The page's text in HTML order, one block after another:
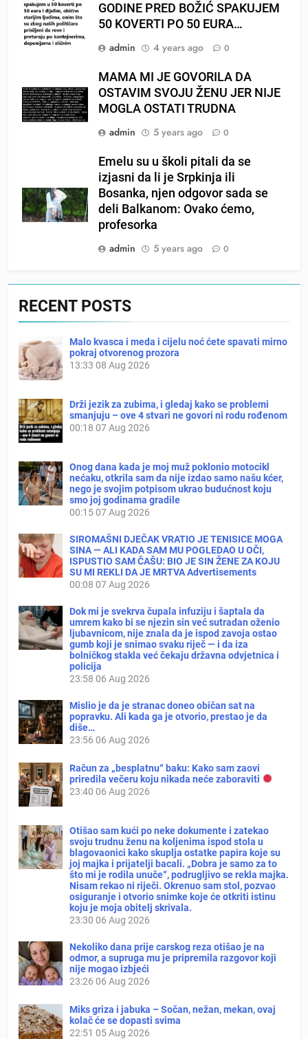
GODINE PRED BOŽIĆ SPAKUJEM
50 KOVERTI PO 50 EURA…
admin
4 years ago 0
MAMA MI JE GOVORILA DA
OSTAVIM SVOJU ŽENU JER NIJE
MOGLA OSTATI TRUDNA
admin
5 years ago 0
Emelu su u školi pitali da se
izjasni da li je Srpkinja ili
Bosanka, njen odgovor sada se
deli Balkanom: Ovako ćemo,
profesorka
admin
5 years ago 0
RECENT POSTS
Malo kvasca i meda i cijelu noć ćete spavati mirno
pokraj otvorenog prozora
13:33 08 Aug 2026
Drži jezik za zubima, i gledaj kako se problemi
smanjuju – ove 4 stvari ne govori ni rodu rođenom
00:18 07 Aug 2026
Onog dana kada je moj muž poklonio motocikl
nećaku, otkrila sam da nije izdao samo našu kćer,
nego je svojim potpisom ukrao budućnost koju
smo joj godinama gradile
00:1507 Aug 2026
SIROMAŠNI DJEČAK VRATIO JE TENISICE MOGA
SINA — ALI KADA SAM MU POGLEDAO U OČI,
ISPUSTIO SAM ČAŠU: BIO JE SIN ŽENE ZA KOJU
SU MI REKLI DA JE MRTVA Advertisements
00:08 07 Aug 2026
Dok mi je svekrva čupala infuziju i šaptala da
umrem kako bi se njezin sin već sutradan oženio
ljubavnicom, nije znala da je ispod zavoja ostao
gumb koji je snimao svaku riječ — i da iza
bolničkog stakla već čekaju državna odvjetnica i
policija
23:58 06 Aug 2026
Mislio je da je stranac doneo običan sat na
popravku. Ali kada ga je otvorio, prestao je da
diše…
23:56 06 Aug 2026
Račun za „besplatnu“ baku: Kako sam zaovi
priredila večeru koju nikada neće zaboraviti
23:40 06 Aug 2026
Otišao sam kući po neke dokumente i zatekao
svoju trudnu ženu na koljenima ispod stola u
blagovaonici kako skuplja ostatke papira koje su
joj majka i prijatelji bacali. „Dobra je samo za to
što mi je rodila unuče“, podrugljivo se rekla majka.
Nisam rekao ni riječi. Okrenuo sam stol, pozvao
osiguranje i otvorio snimke koje će otkriti istinu
koju je moja obitelj skrivala.
23:30 06 Aug 2026
Nekoliko dana prije carskog reza otišao je na
odmor, a supruga mu je pripremila razgovor koji
nije mogao izbjeći
23:26 06 Aug 2026
Miks griza i jabuka – Sočan, nežan, mekan, ovaj
kolač će se dopasti svima
22:51 05 Aug 2026